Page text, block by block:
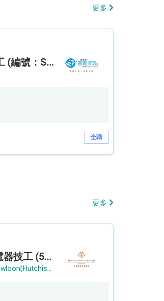
更多
高級技工/技工 (編號：SSO/FM/A/CTE)
全職
更多
Technician 電器技工 (5-Day Work Week)
Harbour Grand Kowloon(Hutchison Hotel Hong Kong Limited)